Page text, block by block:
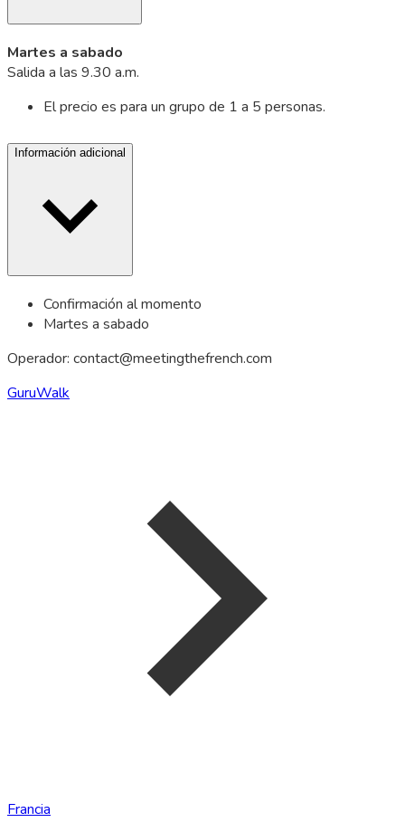
Martes a sabado
Salida a las 9.30 a.m.
El precio es para un grupo de 1 a 5 personas.
Información adicional
Confirmación al momento
Martes a sabado
Operador: contact@meetingthefrench.com
GuruWalk
Francia